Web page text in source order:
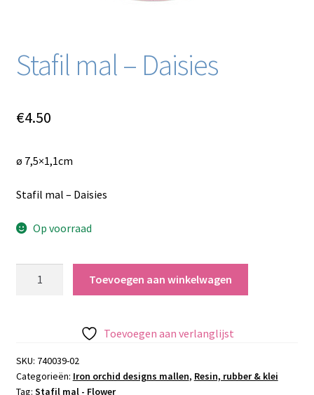
Stafil mal – Daisies
€4.50
ø 7,5×1,1cm
Stafil mal – Daisies
Op voorraad
Toevoegen aan winkelwagen
Toevoegen aan verlanglijst
SKU: 740039-02
Categorieën: Iron orchid designs mallen, Resin, rubber & klei
Tag: Stafil mal - Flower